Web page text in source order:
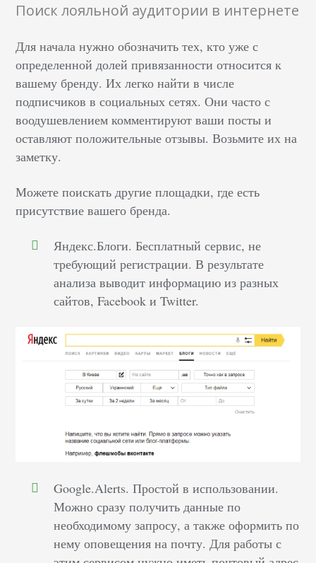
Поиск лояльной аудитории в интернете
Для начала нужно обозначить тех, кто уже с
определенной долей привязанности относится к
вашему бренду. Их легко найти в числе
подписчиков в социальных сетях. Они часто с
воодушевлением комментируют ваши посты и
оставляют положительные отзывы. Возьмите их на
заметку.
Можете поискать другие площадки, где есть
присутствие вашего бренда.
Яндекс.Блоги. Бесплатный сервис, не
требующий регистрации. В результате
анализа выводит информацию из разных
сайтов, Facebook и Twitter.
Google.Alerts. Простой в использовании.
Можно сразу получить данные по
необходимому запросу, а также оформить по
нему оповещения на почту. Для работы с